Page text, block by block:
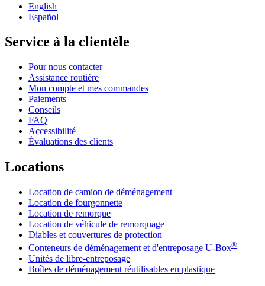
English
Español
Service à la clientèle
Pour nous contacter
Assistance routière
Mon compte et mes commandes
Paiements
Conseils
FAQ
Accessibilité
Évaluations des clients
Locations
Location de camion de déménagement
Location de fourgonnette
Location de remorque
Location de véhicule de remorquage
Diables et couvertures de protection
Conteneurs de déménagement et d'entreposage U-Box®
Unités de libre-entreposage
Boîtes de déménagement réutilisables en plastique